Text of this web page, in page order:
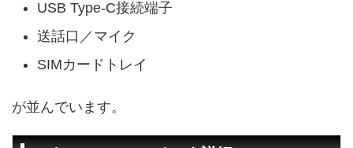
USB Type-C接続端子
送話口／マイク
SIMカードトレイ
が並んでいます。